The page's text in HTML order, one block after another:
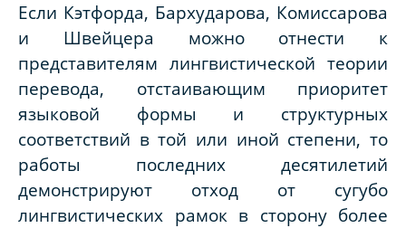
Если Кэтфорда, Бархударова, Комиссарова
и Швейцера можно отнести к
представителям лингвистической теории
перевода, отстаивающим приоритет
языковой формы и структурных
соответствий в той или иной степени, то
работы последних десятилетий
демонстрируют отход от сугубо
лингвистических рамок в сторону более